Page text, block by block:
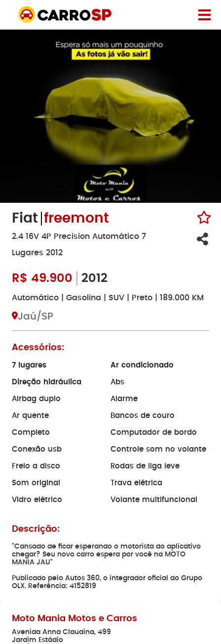
Fiat freemont
2.4 16V 4P Precision Automático 7
Lugares 2012
R$ 49.900 2012
Automático | Gasolina | SUV | Preto | 189.000 KM
Jaú/SP
Acessórios:
7 lugares Ar condicionado
Direção hidráulica Abs
Airbag duplo Alarme
Ar quente Bancos de couro
Completo Computador de bordo
Conexão usb Controle som no volante
Freio a disco Rodas de liga leve
Som original Trava elétrica
Vidro elétrico Volante multifuncional
Descrição:
"Cansado de ficar esperando o motorista do aplicativo
chegar? Seu novo carro espera por você na MOTO
MANIA JAU"
Publicado pelo Autos 360, o integrador oficial do Grupo
OLX. Referência: 4152819
Moto Mania Motos e Carros
Avenida Anna Claudina, 499
Jardim Estádio